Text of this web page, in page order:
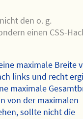
den o. g.
einen CSS-
maximale Breite
links und recht
maximale
von der maximalen
sollte nicht die